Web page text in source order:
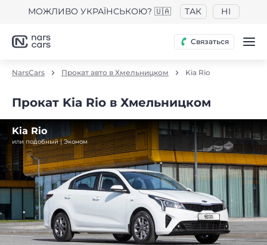
МОЖЛИВО УКРАЇНСЬКОЮ? 🇺🇦 ТАК НІ
Связаться
NarsCars Прокат авто в Хмельницком Kia Rio
Прокат Kia Rio в Хмельницком
Kia Rio
или подобный | Эконом